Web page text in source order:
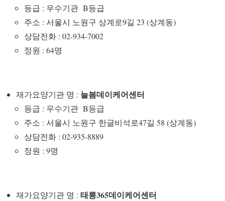
등급 : 우수기관 B등급
주소 : 서울시 노원구 상계로9길 23 (상계동)
상담전화 : 02-934-7002
정원 : 64명
재가요양기관 명 : 늘봄데이케어센터
등급 : 우수기관 B등급
주소 : 서울시 노원구 한글비석로47길 58 (상계동)
상담전화 : 02-935-8889
정원 : 9명
재가요양기관 명 : 태릉365데이케어센터